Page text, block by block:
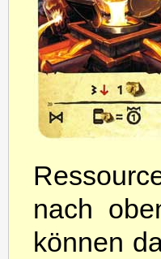
nach
können